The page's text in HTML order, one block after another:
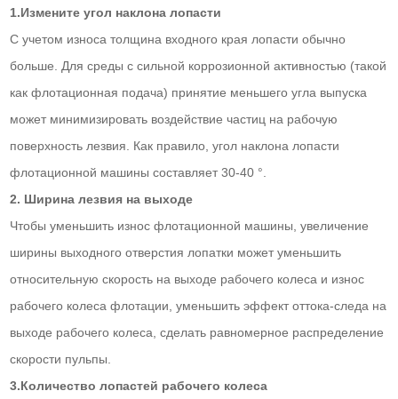
1.Измените угол наклона лопасти
С учетом износа толщина входного края лопасти обычно
больше. Для среды с сильной коррозионной активностью (такой
как флотационная подача) принятие меньшего угла выпуска
может минимизировать воздействие частиц на рабочую
поверхность лезвия. Как правило, угол наклона лопасти
флотационной машины составляет 30-40 °.
2. Ширина лезвия на выходе
Чтобы уменьшить износ флотационной машины, увеличение
ширины выходного отверстия лопатки может уменьшить
относительную скорость на выходе рабочего колеса и износ
рабочего колеса флотации, уменьшить эффект оттока-следа на
выходе рабочего колеса, сделать равномерное распределение
скорости пульпы.
3.Количество лопастей рабочего колеса